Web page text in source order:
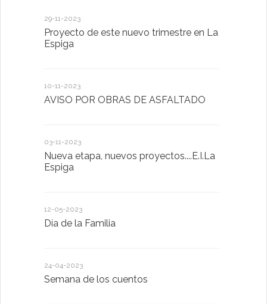
29-11-2023
Proyecto de este nuevo trimestre en La
Espiga
10-11-2023
AVISO POR OBRAS DE ASFALTADO
03-11-2023
Nueva etapa, nuevos proyectos....E.I.La
Espiga
12-05-2023
Día de la Familia
24-04-2023
Semana de los cuentos